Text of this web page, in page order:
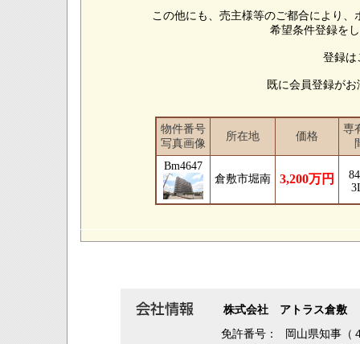
この他にも、売主様等のご都合により
希望条件登録を
登録
既に会員登録が
物件番号
写真画像
所在地 価格
専
Bm4647
倉敷市堀南
3,200万円
株式会社 アトラス倉敷
免許番号：
岡山県知事（